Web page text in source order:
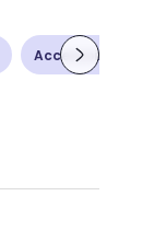
Accessoire